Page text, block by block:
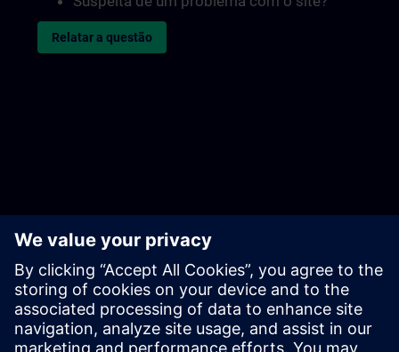
Relatar a questão